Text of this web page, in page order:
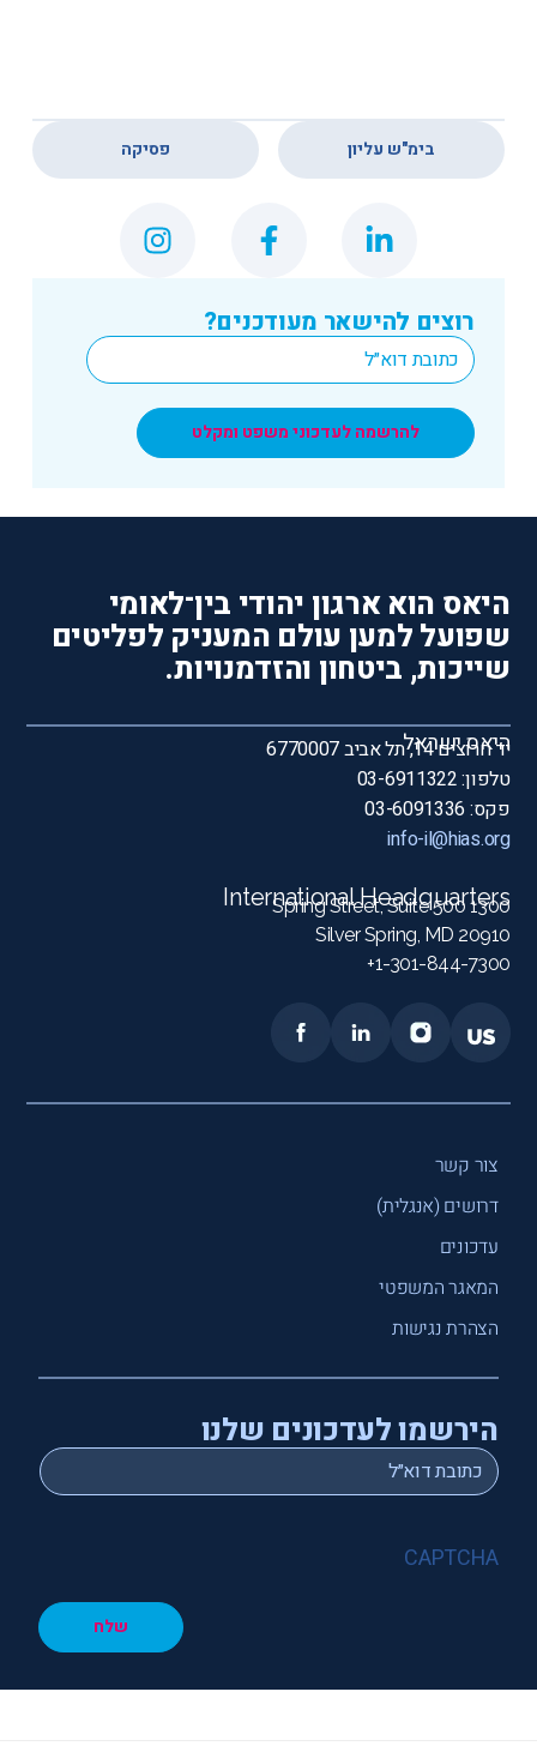
רוצים להישאר מעודכנים?
Email
*
להרשמה לעדכוני משפט ומקלט
בימ"ש עליון פסיקה
היאס הוא ארגון יהודי בין־לאומי
שפועל למען עולם המעניק לפליטים
שייכות, ביטחון והזדמנויות.
היאס ישראל
יד חרוצים 14, תל אביב 6770007
טלפון: 03-6911322
פקס: 03-6091336
info-il@hias.org
International Headquarters
1300 Spring Street, Suite 500
Silver Spring, MD 20910
1-301-844-7300+
צור קשר
דרושים (אנגלית)
עדכונים
המאגר המשפטי
הצהרת נגישות
הירשמו לעדכונים שלנו
Email
*
CAPTCHA
שלח